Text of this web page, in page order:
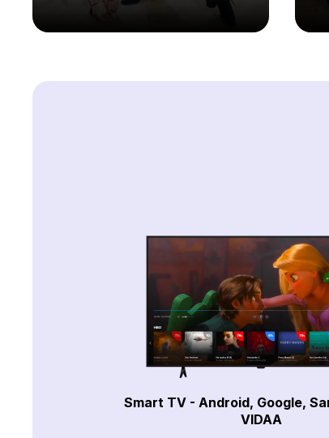
Smart TV - Android, Google,
VIDAA